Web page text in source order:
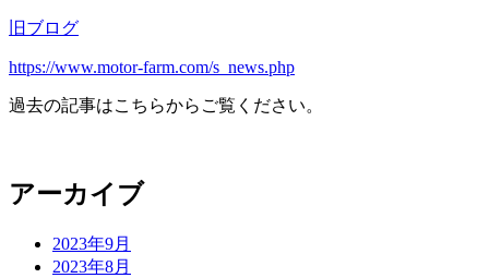
旧ブログ
https://www.motor-farm.com/s_news.php
過去の記事はこちらからご覧ください。
アーカイブ
2023年9月
2023年8月